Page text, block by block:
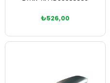
₺526,00